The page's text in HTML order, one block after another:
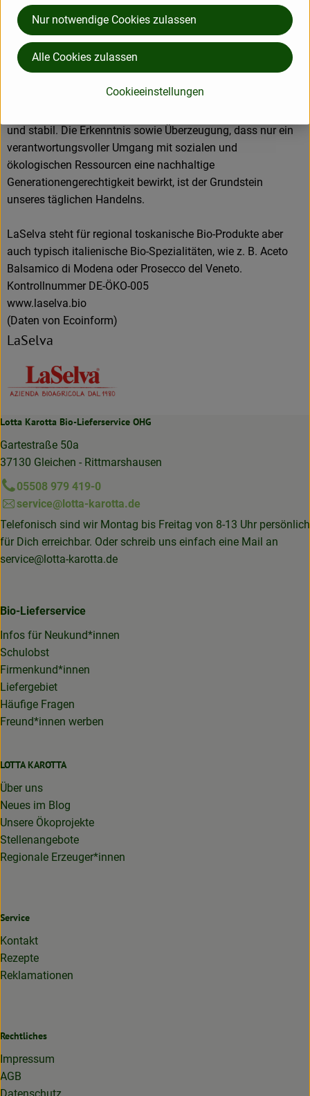
Vielfalt bewahren und Bodenfruchtbarkeit erhalten. So lautet
das Credo von LaSelva.
Von Anfang an setzt der Gründer von LaSelva, Karl Egger,
und den Erhalt der Bodenfruchtbarkeit. Die Artenvielfalt
und stabil. Die Erkenntnis sowie Überzeugung, dass nur ein
verantwortungsvoller Umgang mit sozialen und
ökologischen Ressourcen eine nachhaltige
Generationengerechtigkeit bewirkt, ist der Grundstein
unseres täglichen Handelns.
LaSelva steht für regional toskanische Bio-Produkte aber
auch typisch italienische Bio-Spezialitäten, wie z. B. Aceto
Balsamico di Modena oder Prosecco del Veneto.
Kontrollnummer DE-ÖKO-005
www.laselva.bio
(Daten von Ecoinform)
LaSelva
Lotta Karotta Bio-Lieferservice OHG
Gartestraße 50a
37130 Gleichen - Rittmarshausen
05508 979 419-0
service@lotta-karotta.de
Telefonisch sind wir Montag bis Freitag von 8-13 Uhr persönlich
für Dich erreichbar. Oder schreib uns einfach eine Mail an
service@lotta-karotta.de
Bio-Lieferservice
Infos für Neukund*innen
Schulobst
Firmenkund*innen
Liefergebiet
Häufige Fragen
Freund*innen werben
LOTTA KAROTTA
Über uns
Neues im Blog
Unsere Ökoprojekte
Stellenangebote
Regionale Erzeuger*innen
Service
Kontakt
Rezepte
Reklamationen
Rechtliches
Impressum
AGB
Cookieeinstellungen
Nur notwendige Cookies zulassen
Alle Cookies zulassen